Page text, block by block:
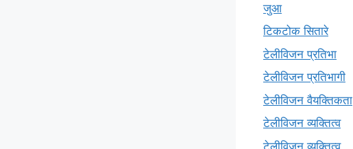
जुआ
टिकटोक सितारे
टेलीविजन प्रतिभा
टेलीविजन प्रतिभागी
टेलीविजन वैयक्तिकता
टेलीविजन व्यक्तित्व
टेलीविज़न व्यक्तित्व